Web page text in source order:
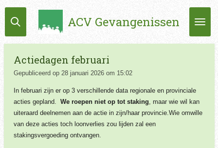
Ga
direct
de
hoofdinhoud
ACV Gevangenissen
Actiedagen februari
Gepubliceerd op 28 januari 2026 om 15:02
In februari zijn er op 3 verschillende data regionale en provinciale
acties gepland. We roepen niet op tot staking , maar wie wil kan
uiteraard deelnemen aan de actie in zijn/haar provincie.Wie omwille
van deze acties toch loonverlies zou lijden zal een
stakingsvergoeding ontvangen.